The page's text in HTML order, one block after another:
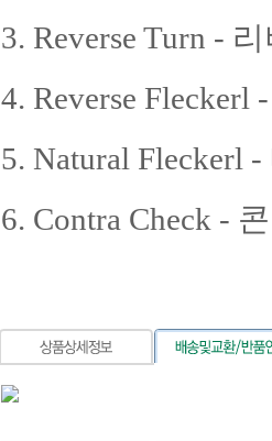
3. Reverse Turn -
4. Reverse
5. Natural Fleckerl
6. Contra Check -